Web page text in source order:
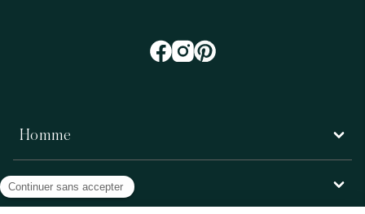
Homme
Femme